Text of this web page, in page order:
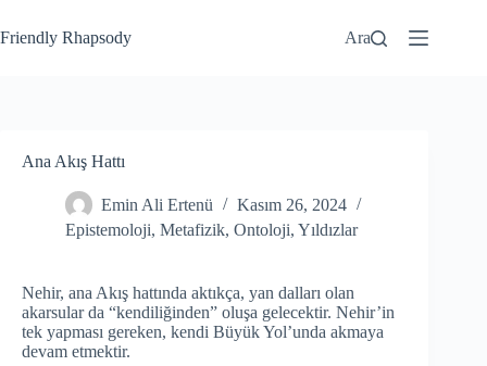
Friendly Rhapsody Ara
Ana Akış Hattı
Emin Ali Ertenü
Kasım 26, 2024
Epistemoloji, Metafizik, Ontoloji, Yıldızlar
Nehir, ana Akış hattında aktıkça, yan dalları olan
akarsular da “kendiliğinden” oluşa gelecektir. Nehir’in
tek yapması gereken, kendi Büyük Yol’unda akmaya
devam etmektir.